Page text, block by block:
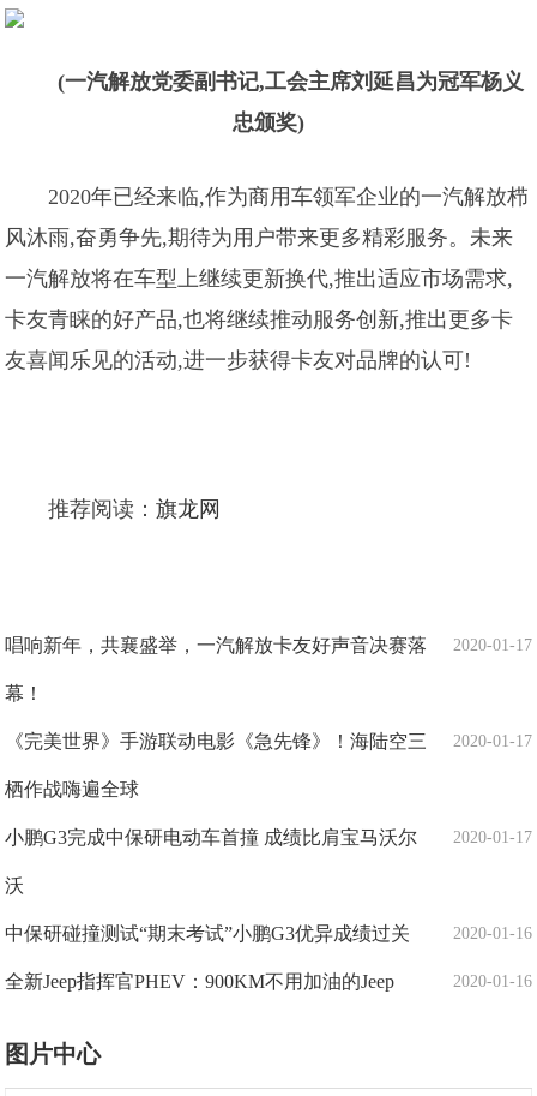
(一汽解放党委副书记,工会主席刘延昌为冠军杨义
忠颁奖)
2020年已经来临,作为商用车领军企业的一汽解放栉
风沐雨,奋勇争先,期待为用户带来更多精彩服务。未来
一汽解放将在车型上继续更新换代,推出适应市场需求,
卡友青睐的好产品,也将继续推动服务创新,推出更多卡
友喜闻乐见的活动,进一步获得卡友对品牌的认可!
推荐阅读：旗龙网
2020-01-17
唱响新年，共襄盛举，一汽解放卡友好声音决赛落
幕！
2020-01-17
《完美世界》手游联动电影《急先锋》！海陆空三
栖作战嗨遍全球
2020-01-17
小鹏G3完成中保研电动车首撞 成绩比肩宝马沃尔
沃
2020-01-16
中保研碰撞测试“期末考试”小鹏G3优异成绩过关
2020-01-16
全新Jeep指挥官PHEV：900KM不用加油的Jeep
图片中心